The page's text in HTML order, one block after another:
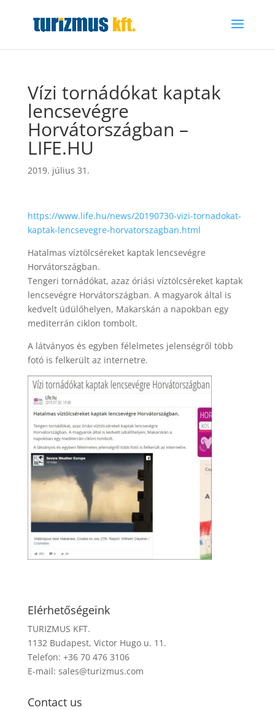
Vízi tornádókat kaptak
lencsevégre
Horvátországban –
LIFE.HU
2019. július 31.
https://www.life.hu/news/20190730-vizi-tornadokat-
kaptak-lencsevegre-horvatorszagban.html
Hatalmas víztölcséreket kaptak lencsevégre
Horvátországban.
Tengeri tornádókat, azaz óriási víztölcséreket kaptak
lencsevégre Horvátországban. A magyarok által is
kedvelt üdülőhelyen, Makarskán a napokban egy
mediterrán ciklon tombolt.
A látványos és egyben félelmetes jelenségről több
fotó is felkerült az internetre.
Elérhetőségeink
TURIZMUS KFT.
1132 Budapest, Victor Hugo u. 11.
Telefon: +36 70 476 3106
E-mail: sales@turizmus.com
Contact us